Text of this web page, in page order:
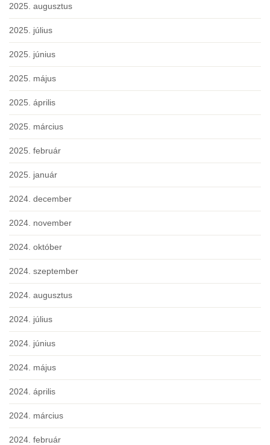
2025. augusztus
2025. július
2025. június
2025. május
2025. április
2025. március
2025. február
2025. január
2024. december
2024. november
2024. október
2024. szeptember
2024. augusztus
2024. július
2024. június
2024. május
2024. április
2024. március
2024. február